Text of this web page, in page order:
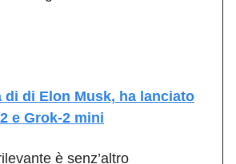
di di Elon Musk, ha lanciato
e Grok-2 mini
è senz’altro